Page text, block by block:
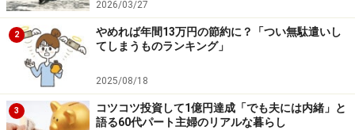
厳しい状況だったと思います」
当時は精神的に余裕のない状況が続いたものの、早期に
家計の見直しへ踏み切ったことが、結果的にさらなるリ
スクの回避につながったと考えているようです。
2026/03/27
2
やめれば年間13万円の節約に？「つい無駄遣いし
てしまうものランキング」
2025/08/18
3
コツコツ投資して1億円達成「でも夫には内緒」と
語る60代パート主婦のリアルな暮らし